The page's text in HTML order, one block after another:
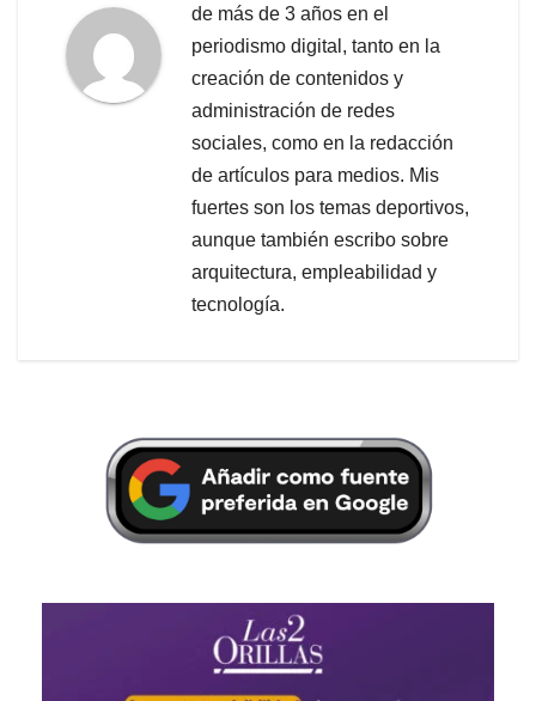
de más de 3 años en el
periodismo digital, tanto en la
creación de contenidos y
administración de redes
sociales, como en la redacción
de artículos para medios. Mis
fuertes son los temas deportivos,
aunque también escribo sobre
arquitectura, empleabilidad y
tecnología.